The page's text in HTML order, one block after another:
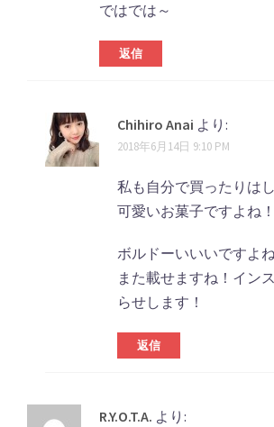
ではでは～
返信
Chihiro Anai より:
2018年6月14日 9:10 PM
私も自分で買ったりは
可愛いお菓子ですよね！
ボルドーいいいですよ
また載せますね！イン
らせします！
返信
R.Y.O.T.A. より: